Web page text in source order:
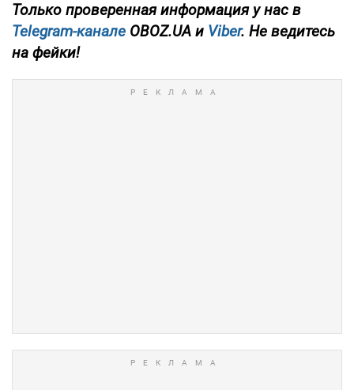
Только проверенная информация у нас в
Telegram-канале OBOZ.UA и Viber. Не ведитесь
на фейки!